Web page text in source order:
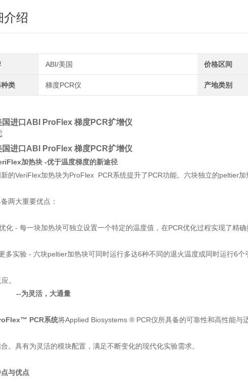
介绍
ABI/美国 价格区间
类 梯度PCR仪 产地类别
国进口ABI ProFlex 梯度PCR扩增仪
国进口ABI ProFlex 梯度PCR扩增仪
加热块 -优于温度梯度的新途径
的VeriFlex加热块为ProFlex PCR系统提升了PCR功能。六块独立的peltier
两大重要优点：
化 - 每一块加热块可独立设置一个特定的温度值，在PCR优化过程实现了精确
多实验 - 六块peltier加热块可同时运行多达6种不同的退火温度或同时运行6
。
为灵活，大通量
PCR系统将Applied Biosystems ® PCR仪所具备的可靠性和高性能与
。具有为灵活的模块配置，满足不断变化的现代化实验需求。
与优点